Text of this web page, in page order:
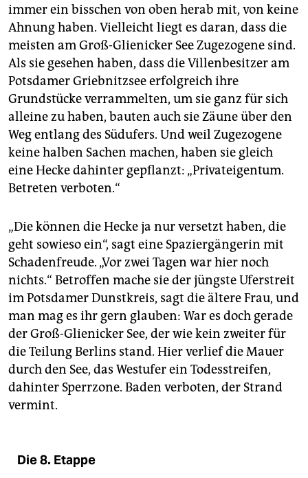
wahrheit
verlag
verlag
veranstaltungen
shop
fragen & hilfe
unterstützen
genossenschaft
epaper login
immer ein bisschen von oben herab mit, von keine
Ahnung haben. Vielleicht liegt es daran, dass die
meisten am Groß-Glienicker See Zugezogene sind.
Als sie gesehen haben, dass die Villenbesitzer am
Potsdamer Griebnitzsee erfolgreich ihre
Grundstücke verrammelten, um sie ganz für sich
alleine zu haben, bauten auch sie Zäune über den
Weg entlang des Südufers. Und weil Zugezogene
keine halben Sachen machen, haben sie gleich
eine Hecke dahinter gepflanzt: „Privateigentum.
Betreten verboten.“
„Die können die Hecke ja nur versetzt haben, die
geht sowieso ein“, sagt eine Spaziergängerin mit
Schadenfreude. „Vor zwei Tagen war hier noch
nichts.“ Betroffen mache sie der jüngste Uferstreit
im Potsdamer Dunstkreis, sagt die ältere Frau, und
man mag es ihr gern glauben: War es doch gerade
der Groß-Glienicker See, der wie kein zweiter für
die Teilung Berlins stand. Hier verlief die Mauer
durch den See, das Westufer ein Todesstreifen,
dahinter Sperrzone. Baden verboten, der Strand
vermint.
Die 8. Etappe